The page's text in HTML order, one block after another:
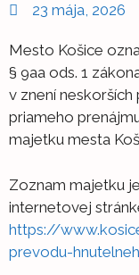
23 mája, 2026
Mesto Košice
§ 9aa ods. 1
v znení
priameho
majetku mesta
Zoznam majetku
internetovej
https://
prevodu-